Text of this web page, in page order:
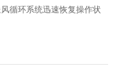
循环系统迅速恢复操作状